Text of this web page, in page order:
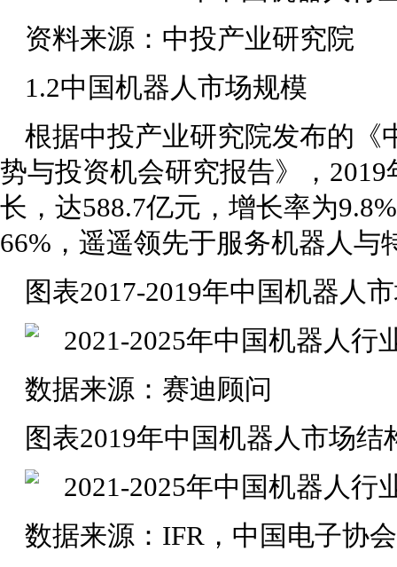
资料来源：中投产业研究院
1.2中国机器人市场规模
根据中投产业研究院发布的《
势与投资机会研究报告》，
长，达588.7亿元，增长率为
66%，遥遥领先于服务机器人与
图表2017-2019年中国机器人
数据来源：赛迪顾问
图表2019年中国机器人市场
数据来源：IFR，中国电子协会